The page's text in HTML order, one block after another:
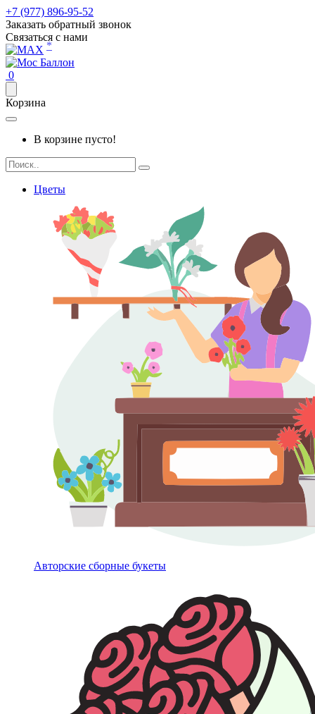
+7 (977) 896-95-52
Заказать обратный звонок
Связаться с нами
*
0
Корзина
В корзине пусто!
Цветы
Авторские сборные букеты